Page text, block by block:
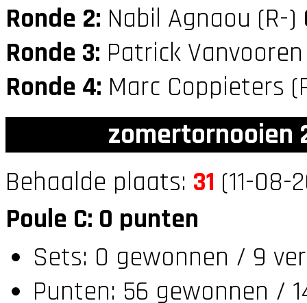
Ronde 2: Nabil Agnaou (R-)
Ronde 3: Patrick
Ronde 4: Marc Coppieters
zomertornooien
Behaalde plaats: 31 (11-08-
Poule C: 0 punten
Sets: 0 gewonnen / 9
Punten: 56 gewonnen /